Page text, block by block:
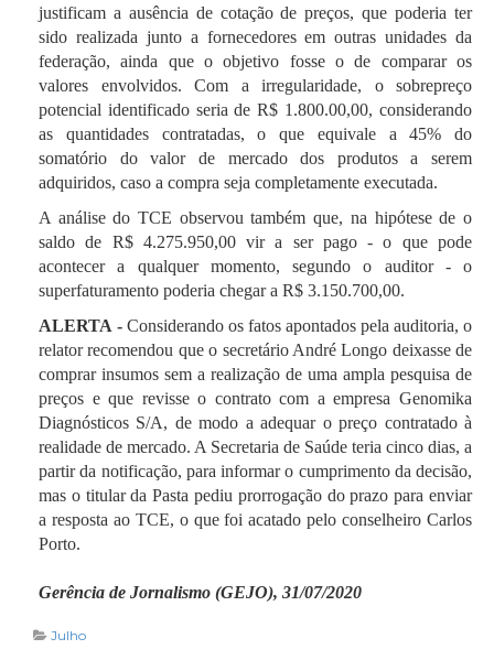
justificam a ausência de cotação de preços, que poderia ter
sido realizada junto a fornecedores em outras unidades da
federação, ainda que o objetivo fosse o de comparar os
valores envolvidos. Com a irregularidade, o sobrepreço
potencial identificado seria de R$ 1.800.00,00, considerando
as quantidades contratadas, o que equivale a 45% do
somatório do valor de mercado dos produtos a serem
adquiridos, caso a compra seja completamente executada.
A análise do TCE observou também que, na hipótese de o
saldo de R$ 4.275.950,00 vir a ser pago - o que pode
acontecer a qualquer momento, segundo o auditor - o
superfaturamento poderia chegar a R$ 3.150.700,00.
ALERTA - Considerando os fatos apontados pela auditoria, o
relator recomendou que o secretário André Longo deixasse de
comprar insumos sem a realização de uma ampla pesquisa de
preços e que revisse o contrato com a empresa Genomika
Diagnósticos S/A, de modo a adequar o preço contratado à
realidade de mercado. A Secretaria de Saúde teria cinco dias, a
partir da notificação, para informar o cumprimento da decisão,
mas o titular da Pasta pediu prorrogação do prazo para enviar
a resposta ao TCE, o que foi acatado pelo conselheiro Carlos
Porto.
Gerência de Jornalismo (GEJO), 31/07/2020
Julho